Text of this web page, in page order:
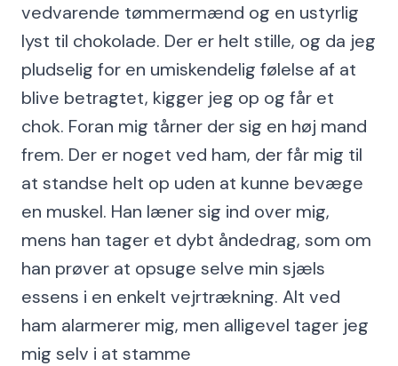
vedvarende tømmermænd og en ustyrlig
lyst til chokolade. Der er helt stille, og da jeg
pludselig for en umiskendelig følelse af at
blive betragtet, kigger jeg op og får et
chok. Foran mig tårner der sig en høj mand
frem. Der er noget ved ham, der får mig til
at standse helt op uden at kunne bevæge
en muskel. Han læner sig ind over mig,
mens han tager et dybt åndedrag, som om
han prøver at opsuge selve min sjæls
essens i en enkelt vejrtrækning. Alt ved
ham alarmerer mig, men alligevel tager jeg
mig selv i at stamme